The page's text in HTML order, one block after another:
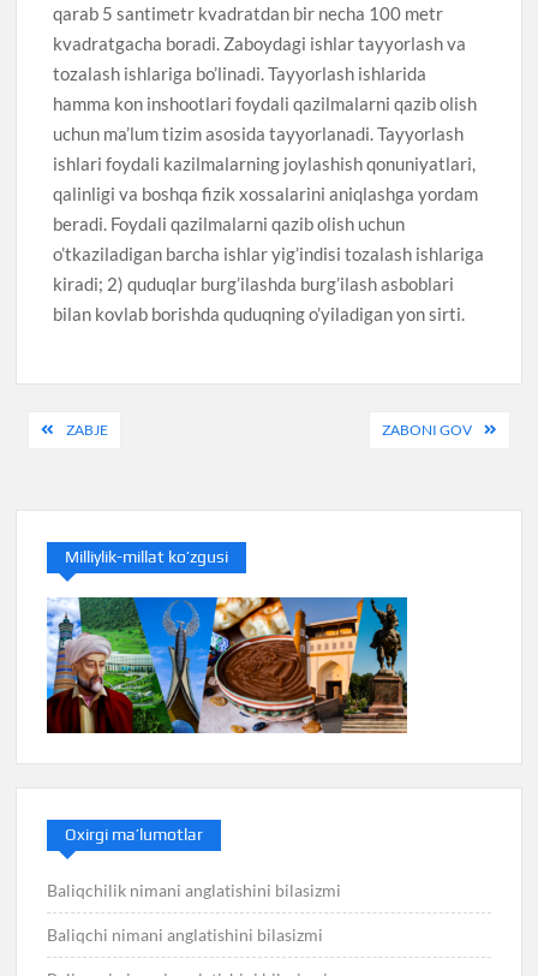
qarab 5 santimetr kvadratdan bir necha 100 metr
kvadratgacha boradi. Zaboydagi ishlar tayyorlash va
tozalash ishlariga bo’linadi. Tayyorlash ishlarida
hamma kon inshootlari foydali qazilmalarni qazib olish
uchun ma’lum tizim asosida tayyorlanadi. Tayyorlash
ishlari foydali kazilmalarning joylashish qonuniyatlari,
qalinligi va boshqa fizik xossalarini aniqlashga yordam
beradi. Foydali qazilmalarni qazib olish uchun
o’tkaziladigan barcha ishlar yig’indisi tozalash ishlariga
kiradi; 2) quduqlar burg’ilashda burg’ilash asboblari
bilan kovlab borishda quduqning o’yiladigan yon sirti.
PostZABJE ZABONI GOV
Milliylik-millat ko’zgusi
Oxirgi ma’lumotlar
Baliqchilik nimani anglatishini bilasizmi
Baliqchi nimani anglatishini bilasizmi